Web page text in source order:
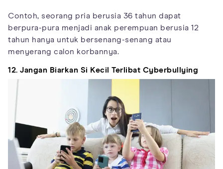
Contoh, seorang pria berusia 36 tahun dapat
berpura-pura menjadi anak perempuan berusia 12
tahun hanya untuk bersenang-senang atau
menyerang calon korbannya.
12. Jangan Biarkan Si Kecil Terlibat Cyberbullying